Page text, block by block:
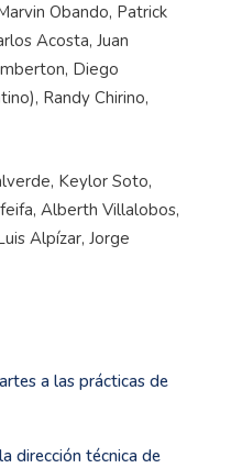
Obando, Patrick
Acosta, Juan
Diego
Randy Chirino,
Keylor Soto,
Alberth Villalobos,
Alpízar, Jorge
a las prácticas de
dirección técnica de